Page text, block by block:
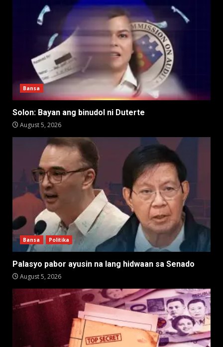
Bansa
Solon: Bayan ang binudol ni Duterte
August 5, 2026
Bansa Politika
Palasyo pabor ayusin na lang hidwaan sa Senado
August 5, 2026